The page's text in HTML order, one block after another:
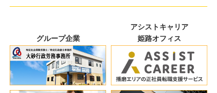
グループ企業
アシストキャリア
姫路オフィス